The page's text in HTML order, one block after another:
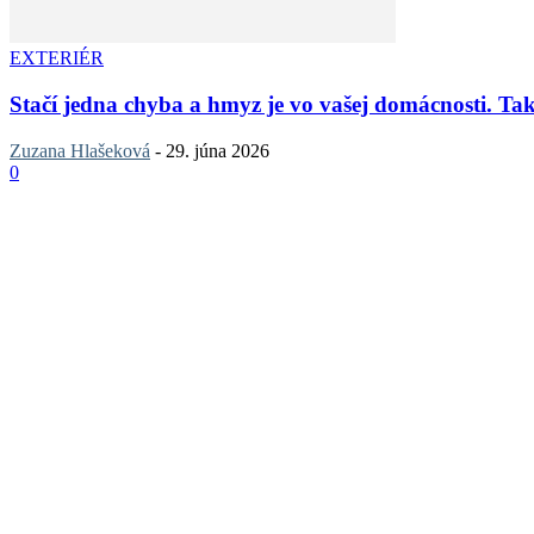
EXTERIÉR
Stačí jedna chyba a hmyz je vo vašej domácnosti.
Zuzana Hlašeková - 29. júna 2026
0